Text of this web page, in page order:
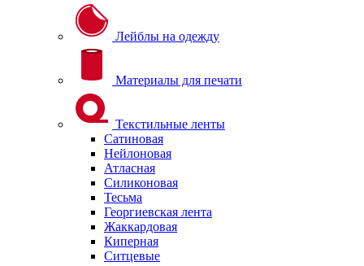
Лейблы на одежду
Материалы для печати
Текстильные ленты
Сатиновая
Нейлоновая
Атласная
Силиконовая
Тесьма
Георгиевская лента
Жаккардовая
Киперная
Ситцевые